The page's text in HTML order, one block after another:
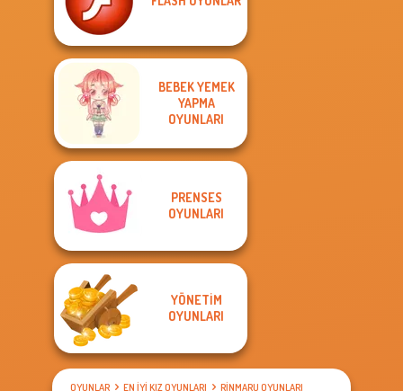
BEBEK YEMEK
YAPMA
OYUNLARI
PRENSES
OYUNLARI
YÖNETIM
OYUNLARI
OYUNLAR EN IYI KIZ OYUNLARI RINMARU OYUNLARI